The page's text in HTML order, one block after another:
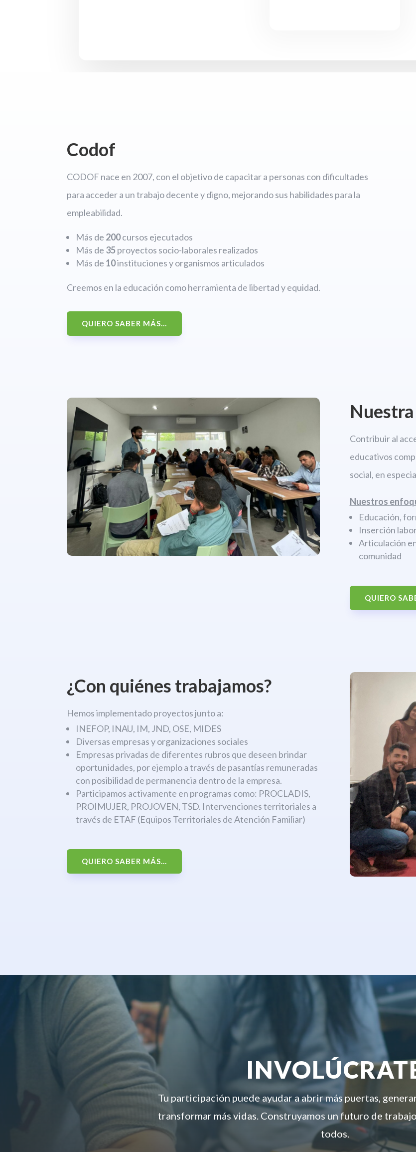
Codof
CODOF nace en 2007, con el objetivo de capacitar a personas con dificultades
para acceder a un trabajo decente y digno, mejorando sus habilidades para la
empleabilidad.
Más de 200cursos ejecutados
Más de 35proyectos socio-laborales realizados
Más de 10instituciones y organismos articulados
Creemos en la educación como herramienta de libertad y equidad.
QUIERO SABER MÁS...
Contribuir al
educativos
social, en
Nuestros
Educación,
Inserción
Articulación
comunidad
QUIERO
¿Con quiénes trabajamos?
Hemos implementado proyectos junto a:
INEFOP, INAU, IM, JND, OSE, MIDES
Diversas empresas y organizaciones sociales
Empresas privadas de diferentes rubros que deseen brindar
oportunidades, por ejemplo a través de pasantías remuneradas
con posibilidad de permanencia dentro de la empresa.
Participamos activamente en programas como: PROCLADIS,
PROIMUJER, PROJOVEN, TSD. Intervenciones territoriales a
través de ETAF (Equipos Territoriales de Atención Familiar)
QUIERO SABER MÁS...
Tu participación puede ayudar a abrir más puertas,
transformar más vidas. Construyamos un futuro de
todos.